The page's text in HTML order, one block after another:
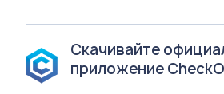
Скачивайте
приложение